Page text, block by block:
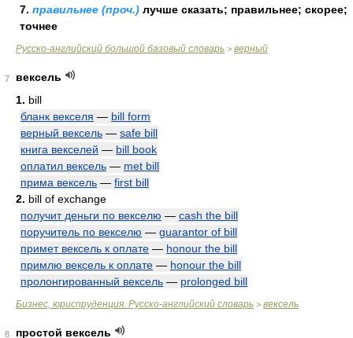
7. правильнее (проч.) лучше сказать; правильнее; скорее;
точнее
Русско-английский большой базовый словарь > верный
7
вексель
1. bill
бланк векселя — bill form
верный вексель — safe bill
книга векселей — bill book
оплатил вексель — met bill
прима вексель — first bill
2. bill of exchange
получит деньги по векселю — cash the bill
поручитель по векселю — guarantor of bill
примет вексель к оплате — honour the bill
примлю вексель к оплате — honour the bill
пролонгированный вексель — prolonged bill
Бизнес, юриспруденция. Русско-английский словарь > вексель
8 простой вексель